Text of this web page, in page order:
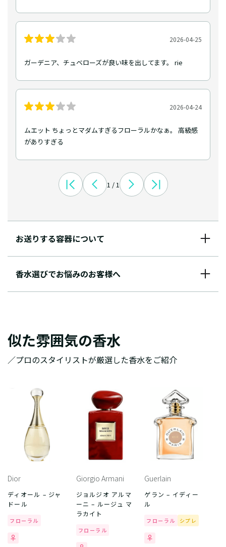
2026-04-25
ガーデニア、チュベローズが良い味を出してます。 rie
2026-04-24
ムエット ちょっとマダムすぎるフローラルかなぁ。 高級感
がありすぎる
1 / 1
お送りする容器について
香水選びでお悩みのお客様へ
似た雰囲気の香水
／プロのスタイリストが厳選した香水をご紹介
Dior
ディオール – ジャ
ドール
フローラル
Giorgio Armani
ジョルジオ アルマ
ーニ – ルージュ マ
ラカイト
フローラル
Guerlain
ゲラン – イディー
ル
フローラル シプレ